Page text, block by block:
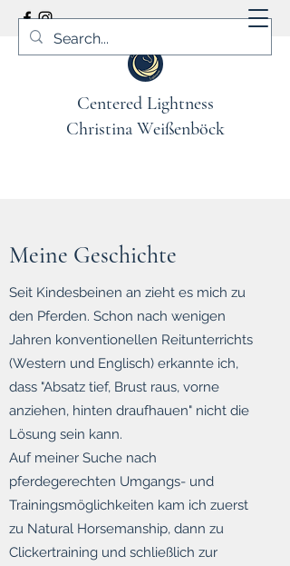
Centered Lightness
Christina Weißenböck
Meine Geschichte
Seit Kindesbeinen an zieht es mich zu
den Pferden. Schon nach wenigen
Jahren konventionellen Reitunterrichts
(Western und Englisch) erkannte ich,
dass "Absatz tief, Brust raus, vorne
anziehen, hinten draufhauen" nicht die
Lösung sein kann.
Auf meiner Suche nach
pferdegerechten Umgangs- und
Trainingsmöglichkeiten kam ich zuerst
zu Natural Horsemanship, dann zu
Clickertraining und schließlich zur